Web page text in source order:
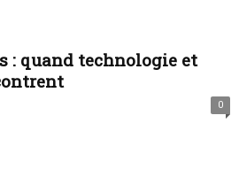
: quand technologie et
0